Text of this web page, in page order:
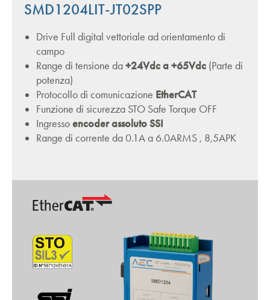
SMD1204LIT-JT02SPP
Drive Full digital vettoriale ad orientamento di
campo
Range di tensione da+24Vdc a +65Vdc (Parte di
potenza)
Protocollo di comunicazione EtherCAT
Funzione di sicurezza STO Safe Torque OFF
Ingressoencoder assoluto SSI
Range di corrente da 0.1A a 6.0ARMS , 8,5APK